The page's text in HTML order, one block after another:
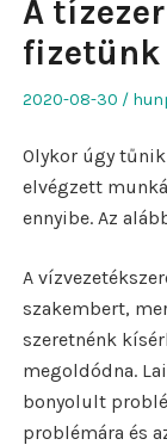
A
fizetünk
Posted
2020-08-30
Olykor úgy
elvégzett
ennyibe. Az
A
szakembert,
szeretnénk
megoldódna.
bonyolult
problémára és